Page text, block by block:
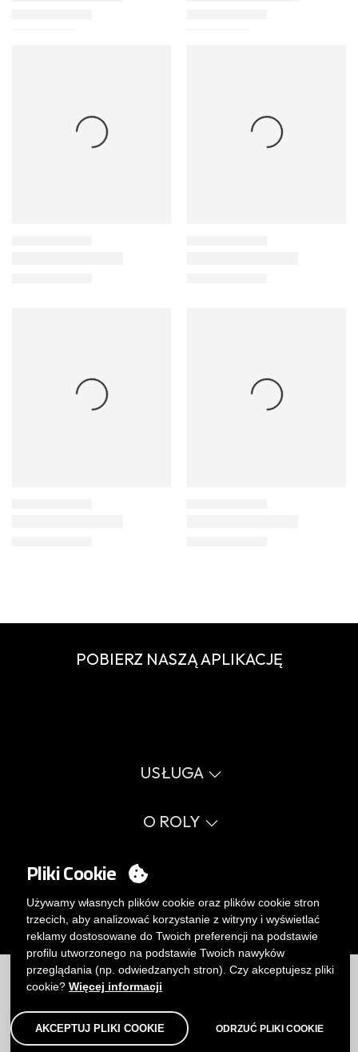
POBIERZ NASZĄ APLIKACJĘ
USŁUGA
Przewodnik po rozmiarach
Słownik
Errata katalog
O ROLY
Sprawy społeczne
Pracuj z nami
Polityka zarządzania wewnętrznego.
MY ACCOUNT
Logowanie
Chcesz stać się klientem?
WYŚLIJ E-MAIL
© Roly 2026. Wszelkie prawa zastrzeżone.
Ograniczenia |Polityka prywatności|Polityka Cookies|
Zrzeczenie
Pliki Cookie
Używamy własnych plików cookie oraz plików cookie stron
trzecich, aby analizować korzystanie z witryny i wyświetlać
reklamy dostosowane do Twoich preferencji na podstawie
profilu utworzonego na podstawie Twoich nawyków
przeglądania (np. odwiedzanych stron). Czy akceptujesz pliki
cookie? Więcej informacji
AKCEPTUJ PLIKI COOKIE ODRZUĆ PLIKI COOKIE